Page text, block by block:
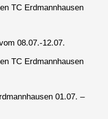
TC Erdmannhausen
08.07.-12.07.
TC Erdmannhausen
01.07. –